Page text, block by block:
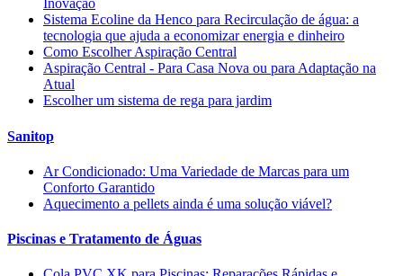
Inovação
Sistema Ecoline da Henco para Recirculação de água: a
tecnologia que ajuda a economizar energia e dinheiro
Como Escolher Aspiração Central
Aspiração Central - Para Casa Nova ou para Adaptação na
Atual
Escolher um sistema de rega para jardim
Sanitop
Ar Condicionado: Uma Variedade de Marcas para um
Conforto Garantido
Aquecimento a pellets ainda é uma solução viável?
Piscinas e Tratamento de Águas